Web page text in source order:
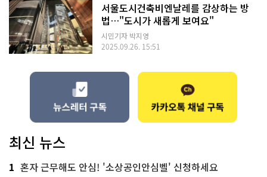
서울도시건축비엔날레를 감상하는 방
법…"도시가 새롭게 보여요"
시민기자 박지영
2025.09.26. 15:51
최신 뉴스
1 혼자 근무해도 안심! '소상공인안심벨' 신청하세요